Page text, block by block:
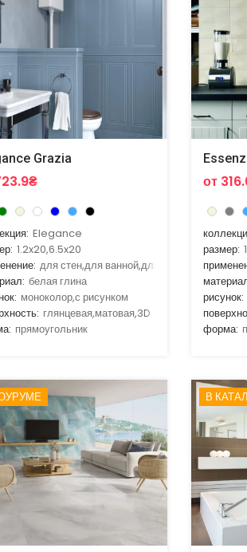
Grazia
Elegance
1.2x20,6.5x20
для стен,для ванной,для гостиной,для
белая глина
моноколор,с рисунком
глянцевая,матовая,3D
прямоугольник
от
размер:
рисунок:
форма:
В